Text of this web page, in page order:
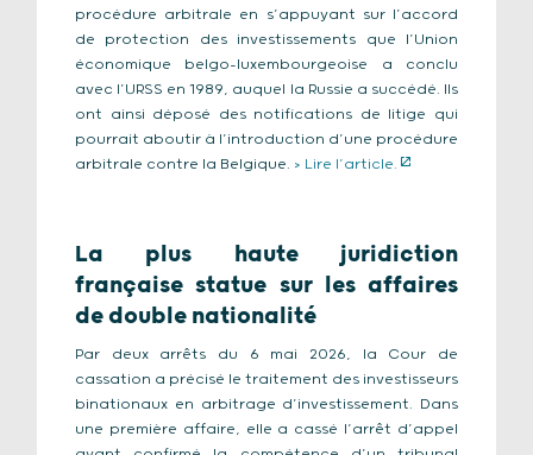
procédure arbitrale en s’appuyant sur l’accord
de protection des investissements que l’Union
économique belgo-luxembourgeoise a conclu
avec l’URSS en 1989, auquel la Russie a succédé. Ils
ont ainsi déposé des notifications de litige qui
pourrait aboutir à l’introduction d’une procédure
arbitrale contre la Belgique. > Lire l’article.
La plus haute juridiction
française statue sur les affaires
de double nationalité
Par deux arrêts du 6 mai 2026, la Cour de
cassation a précisé le traitement des investisseurs
binationaux en arbitrage d’investissement. Dans
une première affaire, elle a cassé l’arrêt d’appel